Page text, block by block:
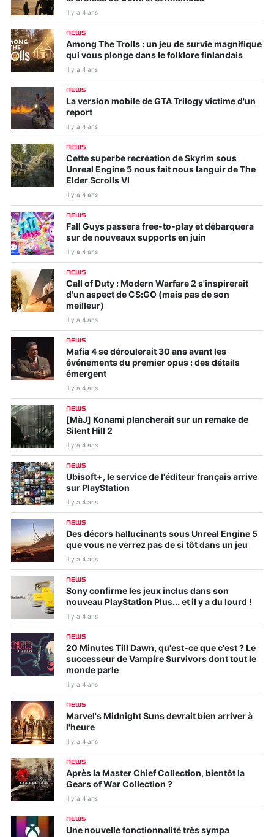
Il y a 4 ans
NEWS
Among The Trolls : un jeu de survie magnifique
qui vous plonge dans le folklore finlandais
Il y a 4 ans
NEWS
La version mobile de GTA Trilogy victime d'un
report
Il y a 4 ans
NEWS
Cette superbe recréation de Skyrim sous
Unreal Engine 5 nous fait nous languir de The
Elder Scrolls VI
Il y a 4 ans
NEWS
Fall Guys passera free-to-play et débarquera
sur de nouveaux supports en juin
Il y a 4 ans
NEWS
Call of Duty : Modern Warfare 2 s'inspirerait
d'un aspect de CS:GO (mais pas de son
meilleur)
Il y a 4 ans
NEWS
Mafia 4 se déroulerait 30 ans avant les
événements du premier opus : des détails
émergent
Il y a 4 ans
NEWS
[MàJ] Konami plancherait sur un remake de
Silent Hill 2
Il y a 4 ans
NEWS
Ubisoft+, le service de l'éditeur français arrive
sur PlayStation
Il y a 4 ans
NEWS
Des décors hallucinants sous Unreal Engine 5
que vous ne verrez pas de si tôt dans un jeu
Il y a 4 ans
NEWS
Sony confirme les jeux inclus dans son
nouveau PlayStation Plus... et il y a du lourd !
Il y a 4 ans
NEWS
20 Minutes Till Dawn, qu'est-ce que c'est ? Le
successeur de Vampire Survivors dont tout le
monde parle
Il y a 4 ans
NEWS
Marvel's Midnight Suns devrait bien arriver à
l'heure
Il y a 4 ans
NEWS
Après la Master Chief Collection, bientôt la
Gears of War Collection ?
Il y a 4 ans
NEWS
Une nouvelle fonctionnalité très sympa